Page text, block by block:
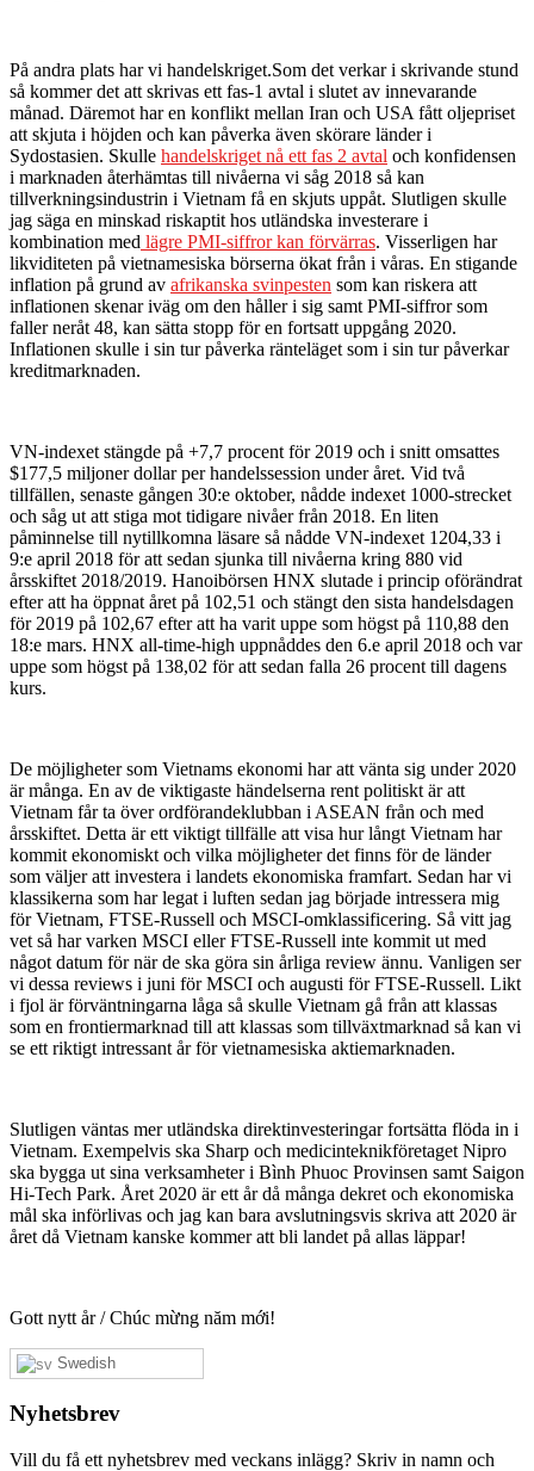
På andra plats har vi handelskriget.Som det verkar i skrivande stund
så kommer det att skrivas ett fas-1 avtal i slutet av innevarande
månad. Däremot har en konflikt mellan Iran och USA fått oljepriset
att skjuta i höjden och kan påverka även skörare länder i
Sydostasien. Skulle handelskriget nå ett fas 2 avtal och konfidensen
i marknaden återhämtas till nivåerna vi såg 2018 så kan
tillverkningsindustrin i Vietnam få en skjuts uppåt. Slutligen skulle
jag säga en minskad riskaptit hos utländska investerare i
kombination med lägre PMI-siffror kan förvärras. Visserligen har
likviditeten på vietnamesiska börserna ökat från i våras. En stigande
inflation på grund av afrikanska svinpesten som kan riskera att
inflationen skenar iväg om den håller i sig samt PMI-siffror som
faller neråt 48, kan sätta stopp för en fortsatt uppgång 2020.
Inflationen skulle i sin tur påverka ränteläget som i sin tur påverkar
kreditmarknaden.
VN-indexet stängde på +7,7 procent för 2019 och i snitt omsattes
$177,5 miljoner dollar per handelssession under året. Vid två
tillfällen, senaste gången 30:e oktober, nådde indexet 1000-strecket
och såg ut att stiga mot tidigare nivåer från 2018. En liten
påminnelse till nytillkomna läsare så nådde VN-indexet 1204,33 i
9:e april 2018 för att sedan sjunka till nivåerna kring 880 vid
årsskiftet 2018/2019. Hanoibörsen HNX slutade i princip oförändrat
efter att ha öppnat året på 102,51 och stängt den sista handelsdagen
för 2019 på 102,67 efter att ha varit uppe som högst på 110,88 den
18:e mars. HNX all-time-high uppnåddes den 6.e april 2018 och var
uppe som högst på 138,02 för att sedan falla 26 procent till dagens
kurs.
De möjligheter som Vietnams ekonomi har att vänta sig under 2020
är många. En av de viktigaste händelserna rent politiskt är att
Vietnam får ta över ordförandeklubban i ASEAN från och med
årsskiftet. Detta är ett viktigt tillfälle att visa hur långt Vietnam har
kommit ekonomiskt och vilka möjligheter det finns för de länder
som väljer att investera i landets ekonomiska framfart. Sedan har vi
klassikerna som har legat i luften sedan jag började intressera mig
för Vietnam, FTSE-Russell och MSCI-omklassificering. Så vitt jag
vet så har varken MSCI eller FTSE-Russell inte kommit ut med
något datum för när de ska göra sin årliga review ännu. Vanligen ser
vi dessa reviews i juni för MSCI och augusti för FTSE-Russell. Likt
i fjol är förväntningarna låga så skulle Vietnam gå från att klassas
som en frontiermarknad till att klassas som tillväxtmarknad så kan vi
se ett riktigt intressant år för vietnamesiska aktiemarknaden.
Slutligen väntas mer utländska direktinvesteringar fortsätta flöda in i
Vietnam. Exempelvis ska Sharp och medicinteknikföretaget Nipro
ska bygga ut sina verksamheter i Bình Phuoc Provinsen samt Saigon
Hi-Tech Park. Året 2020 är ett år då många dekret och ekonomiska
mål ska införlivas och jag kan bara avslutningsvis skriva att 2020 är
året då Vietnam kanske kommer att bli landet på allas läppar!
Gott nytt år / Chúc mừng năm mới!
Swedish
Nyhetsbrev
Vill du få ett nyhetsbrev med veckans inlägg? Skriv in namn och